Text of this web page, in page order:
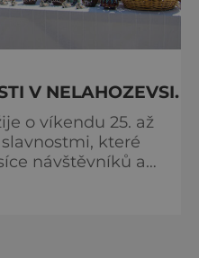
V NELAHOZEVSI.
o víkendu 25. až
které
návštěvníků a
renesančního